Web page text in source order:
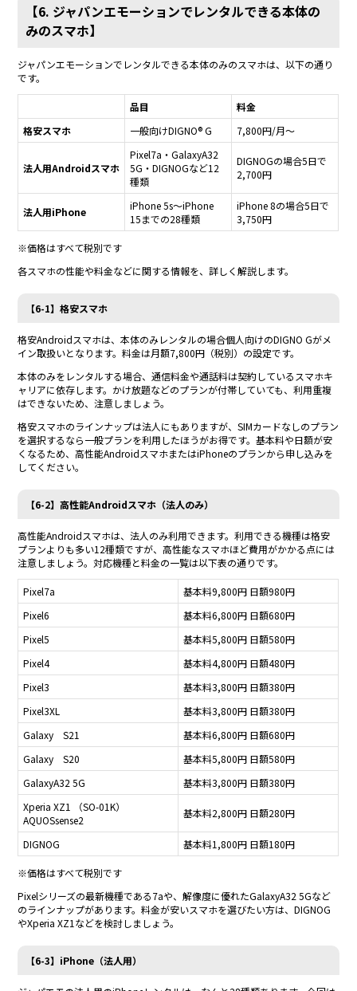
【6. ジャパンエモーションでレンタルできる本体の
みのスマホ】
ジャパンエモーションでレンタルできる本体のみのスマホは、以下の通り
です。
品目
料金
格安スマホ
一般向けDIGNO® G 7,800円/月～
法人用Androidスマホ
Pixel7a・GalaxyA32
5G・DIGNOGなど12
種類
DIGNOGの場合5日で
2,700円
法人用iPhone
iPhone 5s～iPhone
15までの28種類
iPhone 8の場合5日で
3,750円
※価格はすべて税別です
各スマホの性能や料金などに関する情報を、詳しく解説します。
【6-1】格安スマホ
格安Androidスマホは、本体のみレンタルの場合個人向けのDIGNO Gがメ
イン取扱いとなります。料金は月額7,800円（税別）の設定です。
本体のみをレンタルする場合、通信料金や通話料は契約しているスマホキ
ャリアに依存します。かけ放題などのプランが付帯していても、利用重複
はできないため、注意しましょう。
格安スマホのラインナップは法人にもありますが、SIMカードなしのプラン
を選択するなら一般プランを利用したほうがお得です。基本料や日額が安
くなるため、高性能AndroidスマホまたはiPhoneのプランから申し込みを
してください。
【6-2】高性能Androidスマホ（法人のみ）
高性能Androidスマホは、法人のみ利用できます。利用できる機種は格安
プランよりも多い12種類ですが、高性能なスマホほど費用がかかる点には
注意しましょう。対応機種と料金の一覧は以下表の通りです。
Pixel7a
基本料9,800円 日額980円
Pixel6
基本料6,800円 日額680円
Pixel5
基本料5,800円 日額580円
Pixel4
基本料4,800円 日額480円
Pixel3
基本料3,800円 日額380円
Pixel3XL
基本料3,800円 日額380円
Galaxy S21
基本料6,800円 日額680円
Galaxy S20
基本料5,800円 日額580円
GalaxyA32 5G
基本料3,800円 日額380円
Xperia XZ1 （SO-01K）
AQUOSsense2
基本料2,800円 日額280円
DIGNOG 基本料1,800円 日額180円
※価格はすべて税別です
Pixelシリーズの最新機種である7aや、解像度に優れたGalaxyA32 5Gなど
のラインナップがあります。料金が安いスマホを選びたい方は、DIGNOG
やXperia XZ1などを検討しましょう。
【6-3】iPhone（法人用）